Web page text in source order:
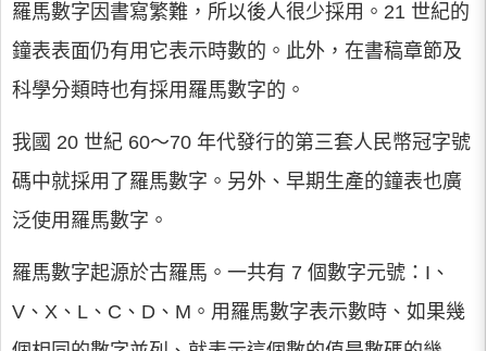
羅馬數字因書寫繁難，所以後人很少採用。21 世紀的
鐘表表面仍有用它表示時數的。此外，在書稿章節及
科學分類時也有採用羅馬數字的。
我國 20 世紀 60～70 年代發行的第三套人民幣冠字號
碼中就採用了羅馬數字。另外、早期生產的鐘表也廣
泛使用羅馬數字。
羅馬數字起源於古羅馬。一共有 7 個數字元號：I、
V、X、L、C、D、M。用羅馬數字表示數時、如果幾